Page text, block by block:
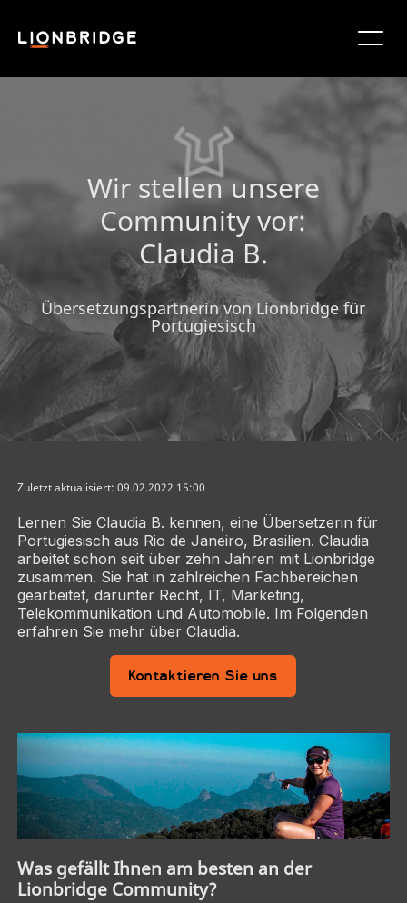
Wir stellen unsere
Community vor:
Claudia B.
Übersetzungspartnerin von Lionbridge für
Portugiesisch
Zuletzt aktualisiert: 09.02.2022 15:00
Lernen Sie Claudia B. kennen, eine Übersetzerin für
Portugiesisch aus Rio de Janeiro, Brasilien. Claudia
arbeitet schon seit über zehn Jahren mit Lionbridge
zusammen. Sie hat in zahlreichen Fachbereichen
gearbeitet, darunter Recht, IT, Marketing,
Telekommunikation und Automobile. Im Folgenden
erfahren Sie mehr über Claudia.
Kontaktieren Sie uns
Was gefällt Ihnen am besten an der
Lionbridge Community?